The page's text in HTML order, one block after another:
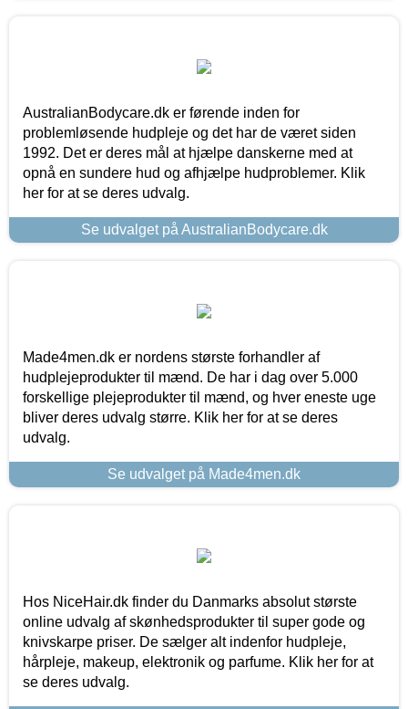
AustralianBodycare.dk er førende inden for
problemløsende hudpleje og det har de været siden
1992. Det er deres mål at hjælpe danskerne med at
opnå en sundere hud og afhjælpe hudproblemer. Klik
her for at se deres udvalg.
Se udvalget på AustralianBodycare.dk
Made4men.dk er nordens største forhandler af
hudplejeprodukter til mænd. De har i dag over 5.000
forskellige plejeprodukter til mænd, og hver eneste uge
bliver deres udvalg større. Klik her for at se deres
udvalg.
Se udvalget på Made4men.dk
Hos NiceHair.dk finder du Danmarks absolut største
online udvalg af skønhedsprodukter til super gode og
knivskarpe priser. De sælger alt indenfor hudpleje,
hårpleje, makeup, elektronik og parfume. Klik her for at
se deres udvalg.